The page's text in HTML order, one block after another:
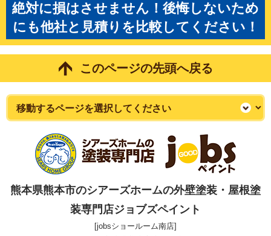
絶対に損はさせません！後悔しないため
にも他社と見積りを比較してください！
このページの先頭へ戻る
熊本県熊本市のシアーズホームの外壁塗装・屋根塗
装専門店ジョブズペイント
[jobsショールーム南店]